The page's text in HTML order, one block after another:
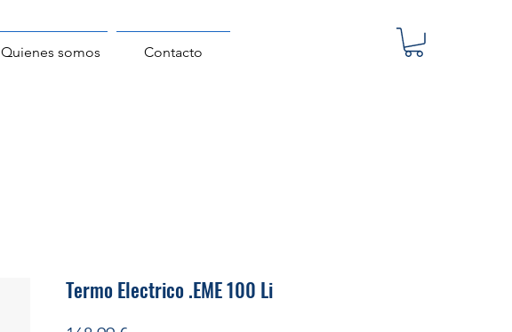
Quienes somos Contacto
Termo Electrico .EME 100 Li